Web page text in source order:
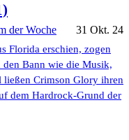
der Woche 31 Okt. 24
Florida erschien, zogen
Bann wie die Musik,
ließen Crimson Glory ihren
dem Hardrock-Grund der